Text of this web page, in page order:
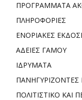
ΠΡΟΓΡΑΜΜΑΤΑ
ΠΛΗΡΟΦΟΡΙΕΣ
ΕΝΟΡΙΑΚΕΣ
ΑΔΕΙΕΣ ΓΑΜΟΥ
ΙΔΡΥΜΑΤΑ
ΠΑΝΗΓΥΡΙΖΟΝΤΕΣ
ΠΟΛΙΤΙΣΤΙΚΟ ΚΑΙ